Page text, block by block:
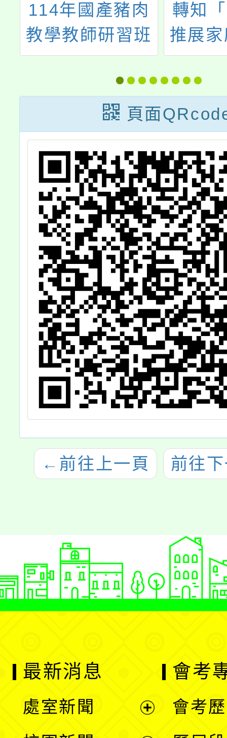
114年國產豬肉
教學教師研習班
轉知
推展
師研
畫」
迎報
頁面
← 前往上一頁 前往
最新消息
處室新聞
會考
會考